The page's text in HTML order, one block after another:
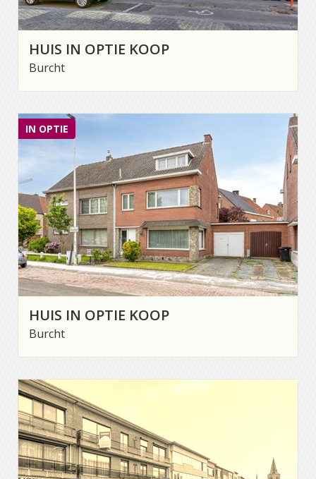
HUIS IN OPTIE KOOP
Burcht
IN OPTIE
HUIS IN OPTIE KOOP
Burcht